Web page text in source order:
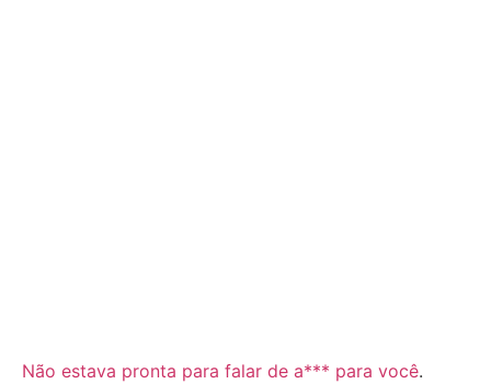
Não estava pronta para falar de a*** para você.